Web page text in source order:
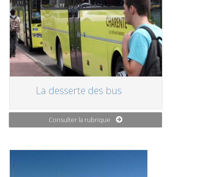
La desserte des bus
Consulter la rubrique